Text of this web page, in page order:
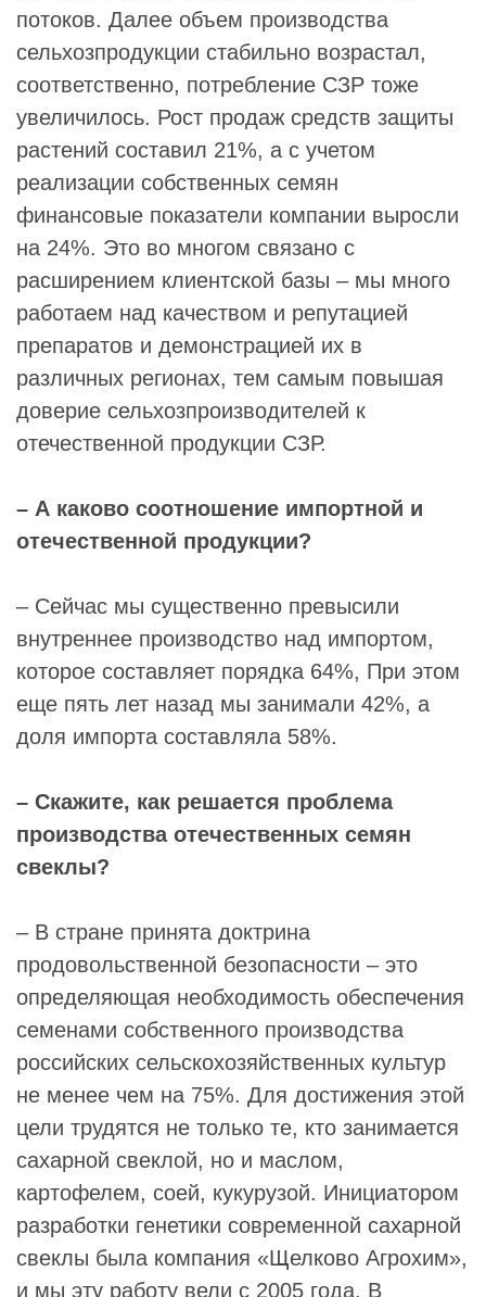
потоков. Далее объем производства
сельхозпродукции стабильно возрастал,
соответственно, потребление СЗР тоже
увеличилось. Рост продаж средств защиты
растений составил 21%, а с учетом
реализации собственных семян
финансовые показатели компании выросли
на 24%. Это во многом связано с
расширением клиентской базы – мы много
работаем над качеством и репутацией
препаратов и демонстрацией их в
различных регионах, тем самым повышая
доверие сельхозпроизводителей к
отечественной продукции СЗР.
– А каково соотношение импортной и
отечественной продукции?
– Сейчас мы существенно превысили
внутреннее производство над импортом,
которое составляет порядка 64%, При этом
еще пять лет назад мы занимали 42%, а
доля импорта составляла 58%.
– Скажите, как решается проблема
производства отечественных семян
свеклы?
– В стране принята доктрина
продовольственной безопасности – это
определяющая необходимость обеспечения
семенами собственного производства
российских сельскохозяйственных культур
не менее чем на 75%. Для достижения этой
цели трудятся не только те, кто занимается
сахарной свеклой, но и маслом,
картофелем, соей, кукурузой. Инициатором
разработки генетики современной сахарной
свеклы была компания «Щелково Агрохим»,
и мы эту работу вели с 2005 года. В